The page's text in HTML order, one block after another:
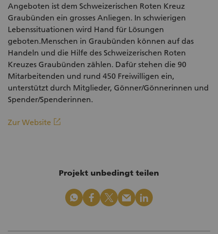
Angeboten ist dem Schweizerischen Roten Kreuz
Graubünden ein grosses Anliegen. In schwierigen
Lebenssituationen wird Hand für Lösungen
geboten.Menschen in Graubünden können auf das
Handeln und die Hilfe des Schweizerischen Roten
Kreuzes Graubünden zählen. Dafür stehen die 90
Mitarbeitenden und rund 450 Freiwilligen ein,
unterstützt durch Mitglieder, Gönner/Gönnerinnen und
Spender/Spenderinnen.
Zur Website linkout
Projekt unbedingt teilen
whatsapp facebook x_logo mail linkedin